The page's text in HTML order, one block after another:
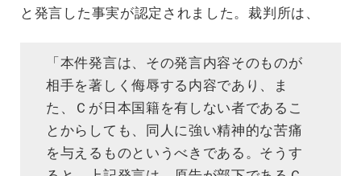
と発言した事実が認定されました。裁判所は、
「本件発言は、その発言内容そのものが
相手を著しく侮辱する内容であり、ま
た、Ｃが日本国籍を有しない者であるこ
とからしても、同人に強い精神的な苦痛
を与えるものというべきである。そうす